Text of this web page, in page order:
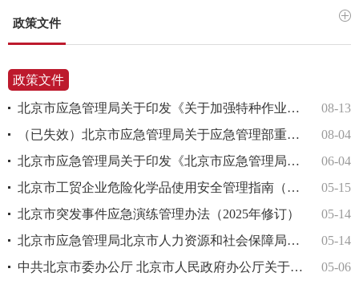
政策文件
政策文件
08-13
北京市应急管理局关于印发《关于加强特种作业培训考试监管工作的若干措施（试行）》的通知
08-04
（已失效）北京市应急管理局关于应急管理部重点科技计划2025年项目申报推荐工作的通知
06-04
北京市应急管理局关于印发《北京市应急管理局专家管理办法》和《北京市应急管理局专家评价考核管理办法》的通知
05-15
北京市工贸企业危险化学品使用安全管理指南（试行）
05-14
北京市突发事件应急演练管理办法（2025年修订）
05-14
北京市应急管理局北京市人力资源和社会保障局北京市教育委员会关于开展北京市应急管理领域学科带头人评定工作的通知
05-06
中共北京市委办公厅 北京市人民政府办公厅关于进一步加强基层应急管理能力建设的实施意见